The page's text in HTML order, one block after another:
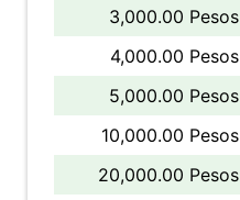
3,000.00 Pesos
4,000.00 Pesos
5,000.00 Pesos
10,000.00 Pesos
20,000.00 Pesos